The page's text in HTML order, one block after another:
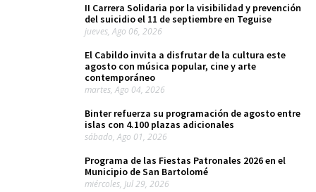
II Carrera Solidaria por la visibilidad y prevención
del suicidio el 11 de septiembre en Teguise
jueves, Ago 06, 2026
El Cabildo invita a disfrutar de la cultura este
agosto con música popular, cine y arte
contemporáneo
martes, Ago 04, 2026
Binter refuerza su programación de agosto entre
islas con 4.100 plazas adicionales
sábado, Ago 01, 2026
Programa de las Fiestas Patronales 2026 en el
Municipio de San Bartolomé
miércoles, Jul 29, 2026